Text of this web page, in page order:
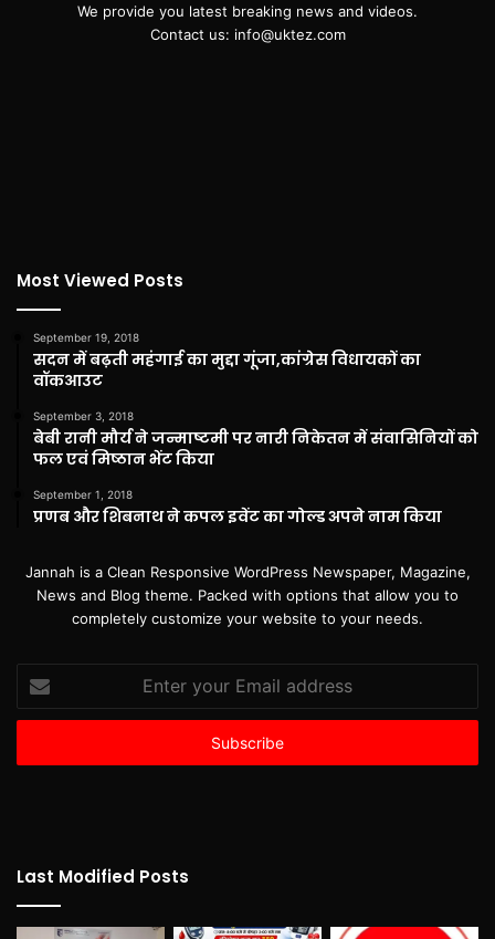
We provide you latest breaking news and videos.
Contact us: info@uktez.com
Most Viewed Posts
September 19, 2018
सदन में बढ़ती महंगाई का मुद्दा गूंजा,कांग्रेस विधायकों का
वॉकआउट
September 3, 2018
बेबी रानी मौर्य ने जन्माष्टमी पर नारी निकेतन में संवासिनियों को
फल एवं मिष्ठान भेंट किया
September 1, 2018
प्रणब और शिबनाथ ने कपल इवेंट का गोल्ड अपने नाम किया
Jannah is a Clean Responsive WordPress Newspaper, Magazine,
News and Blog theme. Packed with options that allow you to
completely customize your website to your needs.
your
Email
Last Modified Posts